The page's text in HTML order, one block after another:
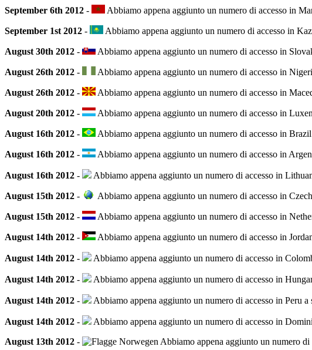
September 6th 2012 - Abbiamo appena aggiunto un numero di accesso in
September 1st 2012 - Abbiamo appena aggiunto un numero di accesso in
August 30th 2012 - Abbiamo appena aggiunto un numero di accesso in
August 26th 2012 - Abbiamo appena aggiunto un numero di accesso in
August 26th 2012 - Abbiamo appena aggiunto un numero di accesso in
August 20th 2012 - Abbiamo appena aggiunto un numero di accesso in
August 16th 2012 - Abbiamo appena aggiunto un numero di accesso in
August 16th 2012 - Abbiamo appena aggiunto un numero di accesso in
August 16th 2012 - Abbiamo appena aggiunto un numero di accesso in
August 15th 2012 - Abbiamo appena aggiunto un numero di accesso in
August 15th 2012 - Abbiamo appena aggiunto un numero di accesso in
August 14th 2012 - Abbiamo appena aggiunto un numero di accesso in
August 14th 2012 - Abbiamo appena aggiunto un numero di accesso in
August 14th 2012 - Abbiamo appena aggiunto un numero di accesso in
August 14th 2012 - Abbiamo appena aggiunto un numero di accesso in Peru
August 14th 2012 -
Abbiamo appena aggiunto un numero di accesso in
August 13th 2012 -
Abbiamo appena aggiunto un numero